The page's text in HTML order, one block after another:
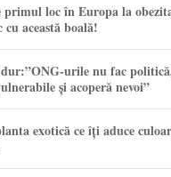
primul loc în Europa la
această boală!
urile nu fac
și acoperă nevoi”
exotică ce îți aduce